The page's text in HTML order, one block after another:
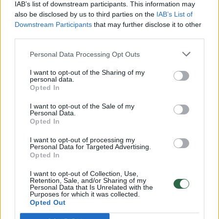
IAB’s list of downstream participants. This information may
also be disclosed by us to third parties on the IAB’s List of
Downstream Participants that may further disclose it to other
Personal Data Processing Opt Outs
I want to opt-out of the Sharing of my
personal data.
Opted In
I want to opt-out of the Sale of my
Personal Data.
Opted In
I want to opt-out of processing my
Personal Data for Targeted Advertising.
Opted In
I want to opt-out of Collection, Use,
Retention, Sale, and/or Sharing of my
Personal Data that Is Unrelated with the
Purposes for which it was collected.
Opted Out
vaikus: jiems kilusi grėsmė
Žinios | Lietuvos diena
vaiko gyvybių išgelbėti nepavyko
Žinios | Lietuvos diena
Nufilmavo, kaip patvino Vilniaus Vakarinis aplinkkelis:
vaizdas pribloškia
Žinios | Lietuvos diena
00:02:01
„Pagarba pirmajai premjerei“: pasidalijo jautriais
prisiminimais apie Kazimierą Prunskienę
Žinios | Lietuvos diena